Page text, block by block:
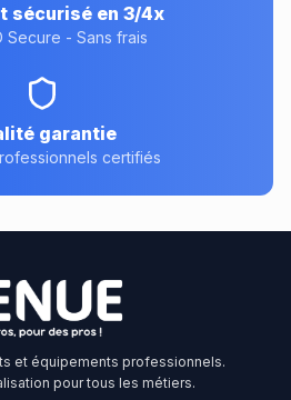
sécurisé en 3/4x
Secure - Sans frais
garantie
certifiés
et équipements professionnels.
pour tous les métiers.